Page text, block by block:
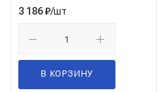
3 186₽/шт
В КОРЗИНУ